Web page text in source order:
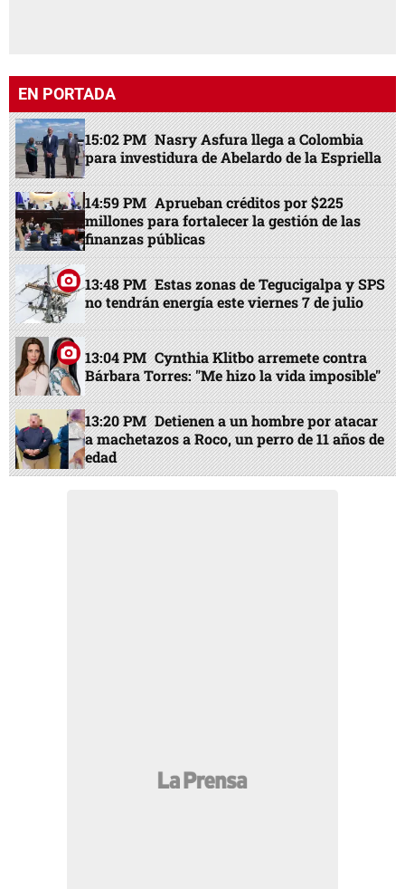
EN PORTADA
15:02 PM Nasry Asfura llega a Colombia
para investidura de Abelardo de la Espriella
14:59 PM Aprueban créditos por $225
millones para fortalecer la gestión de las
finanzas públicas
13:48 PM Estas zonas de Tegucigalpa y SPS
no tendrán energía este viernes 7 de julio
13:04 PM Cynthia Klitbo arremete contra
Bárbara Torres: "Me hizo la vida imposible"
13:20 PM Detienen a un hombre por atacar
a machetazos a Roco, un perro de 11 años de
edad